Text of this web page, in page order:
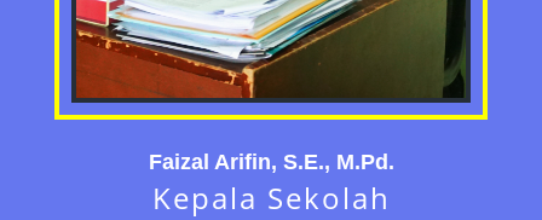
Faizal Arifin, S.E., M.Pd.
Kepala Sekolah